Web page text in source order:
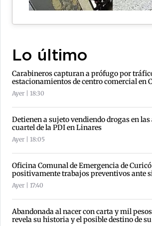
Lo último
Carabineros capturan a prófugo por
estacionamientos de centro comercial en
Ayer | 18:30
Detienen a sujeto vendiendo drogas en las
cuartel de la PDI en Linares
Ayer | 18:05
Oficina Comunal de Emergencia de
positivamente trabajos preventivos ante
Ayer | 17:40
Abandonada al nacer con carta y mil
revela su historia y el posible destino de